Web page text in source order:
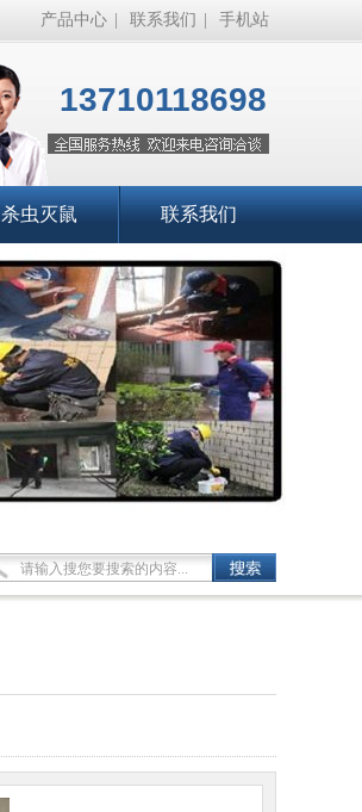
产品中心 联系我们 手机站
13710118698
杀虫灭鼠 联系我们